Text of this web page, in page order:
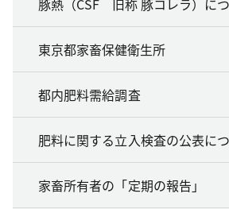
東京都家畜保健衛生所
都内肥料需給調査
肥料に関する立入検査の公表に
家畜所有者の「定期の報告」